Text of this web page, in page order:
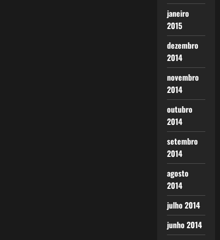
janeiro
2015
dezembro
2014
novembro
2014
outubro
2014
setembro
2014
agosto
2014
julho 2014
junho 2014